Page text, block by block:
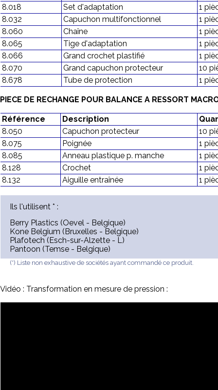
8.018
Set d'adaptation
1
8.032
Capuchon multifonctionnel
1
8.060
Chaîne
1
8.065
Tige d'adaptation
1
8.066
Grand crochet plastifié
1
8.070
Grand capuchon protecteur
10
8.678
Tube de protection 1
PIECE DE RECHANGE POUR BALANCE A RESSORT
Référence Description
8.050
Capuchon protecteur
10
8.075
Poignée
1
8.085
Anneau plastique p. manche
1
8.128
Crochet
1
8.132
Aiguille entraînée 1
Ils l'utilisent * :
Berry Plastics (Oevel - Belgique)
Kone Belgium (Bruxelles - Belgique)
Plafotech (Esch-sur-Alzette - L)
Pantoon (Temse - Belgique)
(*) Liste non exhaustive de sociétés ayant commandé ce produit.
Vidéo : Transformation en mesure de pression :